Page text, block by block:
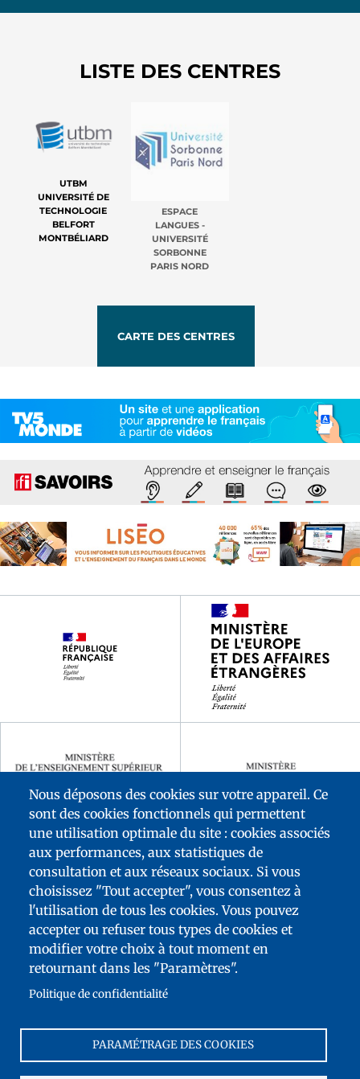
LISTE DES CENTRES
UTBM
UNIVERSITÉ DE
TECHNOLOGIE
BELFORT
MONTBÉLIARD
ESPACE
LANGUES -
UNIVERSITÉ
SORBONNE
PARIS NORD
CARTE DES CENTRES
FOOTER
TÉLÉCHARGEMENTS
MENTIONS LÉGALES
Nous déposons des cookies sur votre appareil. Ce
sont des cookies fonctionnels qui permettent
une utilisation optimale du site : cookies associés
aux performances, aux statistiques de
consultation et aux réseaux sociaux. Si vous
choisissez "Tout accepter", vous consentez à
l'utilisation de tous les cookies. Vous pouvez
accepter ou refuser tous types de cookies et
modifier votre choix à tout moment en
retournant dans les "Paramètres".
Politique de confidentialité
PARAMÉTRAGE DES COOKIES